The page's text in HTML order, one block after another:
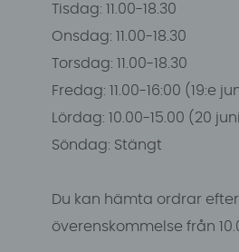
Tisdag: 11.00-18.30
Onsdag: 11.00-18.30
Torsdag: 11.00-18.30
Fredag: 11.00-16:00 (19:e
Lördag: 10.00-15.00 (20
Söndag: Stängt
Du kan hämta ordrar efter
överenskommelse från